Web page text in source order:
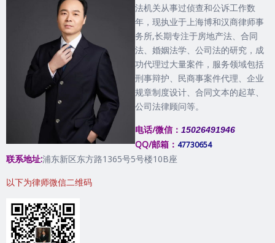
法机关从事过侦查和公诉工作数
年，现执业于上海博和汉商律师事
务所,长期专注于房地产法、合同
法、婚姻法学、公司法的研究，成
功代理过大量案件，服务领域包括
刑事辩护、民商事案件代理、企业
规章制度设计、合同文本的起草、
公司法律顾问等。
电话/微信： 15026491946
QQ/邮箱： 47730654
联系地址:浦东新区东方路1365号5号楼10B座
以下为律师微信二维码